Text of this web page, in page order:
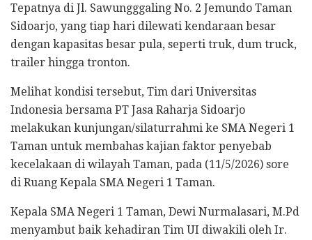
Tepatnya di Jl. Sawungggaling No. 2 Jemundo Taman
Sidoarjo, yang tiap hari dilewati kendaraan besar
dengan kapasitas besar pula, seperti truk, dum truck,
trailer hingga tronton.
Melihat kondisi tersebut, Tim dari Universitas
Indonesia bersama PT Jasa Raharja Sidoarjo
melakukan kunjungan/silaturrahmi ke SMA Negeri 1
Taman untuk membahas kajian faktor penyebab
kecelakaan di wilayah Taman, pada (11/5/2026) sore
di Ruang Kepala SMA Negeri 1 Taman.
Kepala SMA Negeri 1 Taman, Dewi Nurmalasari, M.Pd
menyambut baik kehadiran Tim UI diwakili oleh Ir.